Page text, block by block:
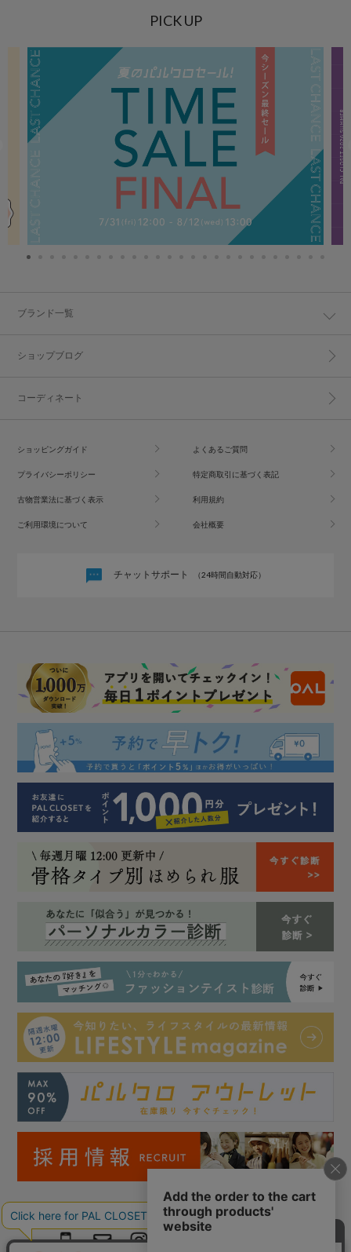
PICK UP
ブランド一覧
ショップブログ
コーディネート
ショッピングガイド よくあるご質問
プライバシーポリシー 特定商取引に基づく表記
古物営業法に基づく表示 利用規約
ご利用環境について 会社概要
チャットサポート （24時間自動対応）